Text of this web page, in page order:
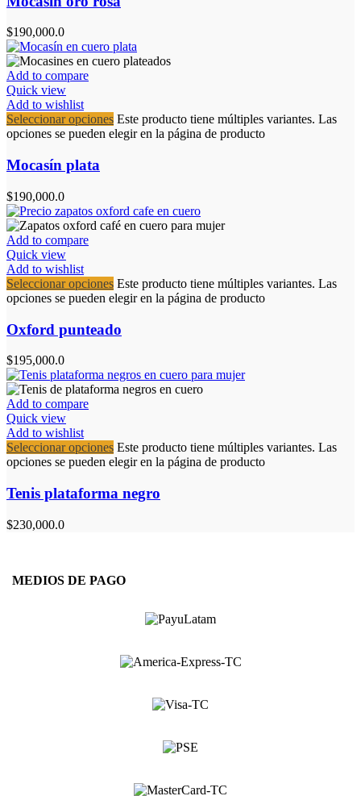
$190,000.0
Add to compare
Quick view
Add to wishlist
Seleccionar opciones Este producto tiene múltiples variantes. Las
opciones se pueden elegir en la página de producto
Mocasín plata
$190,000.0
Add to compare
Quick view
Add to wishlist
Seleccionar opciones Este producto tiene múltiples variantes. Las
opciones se pueden elegir en la página de producto
Oxford punteado
$195,000.0
Add to compare
Quick view
Add to wishlist
Seleccionar opciones Este producto tiene múltiples variantes. Las
opciones se pueden elegir en la página de producto
Tenis plataforma negro
$230,000.0
MEDIOS DE PAGO